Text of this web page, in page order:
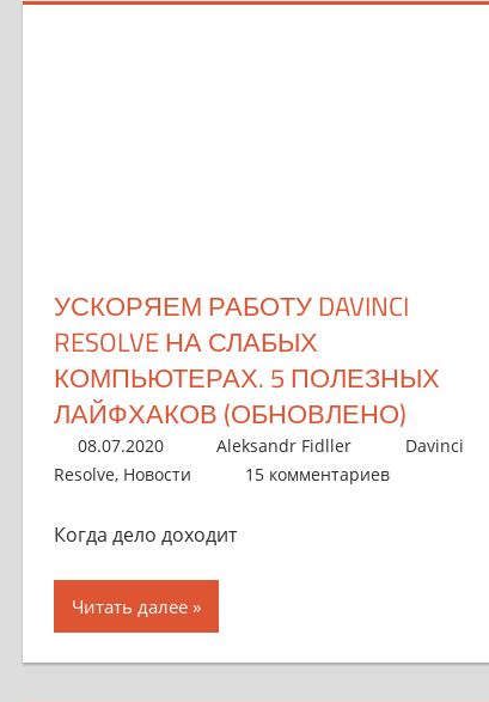
УСКОРЯЕМ РАБОТУ DAVINCI
RESOLVE НА СЛАБЫХ
КОМПЬЮТЕРАХ. 5 ПОЛЕЗНЫХ
ЛАЙФХАКОВ (ОБНОВЛЕНО)
08.07.2020 Aleksandr Fidller
Davinci
Resolve, Новости 15 комментариев
Когда дело доходит
Читать далее